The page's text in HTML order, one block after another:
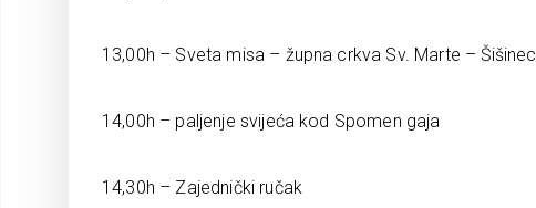
13,00h – Sveta misa – župna crkva Sv. Marte – Šišinec
14,00h – paljenje svijeća kod Spomen gaja
14,30h – Zajednički ručak